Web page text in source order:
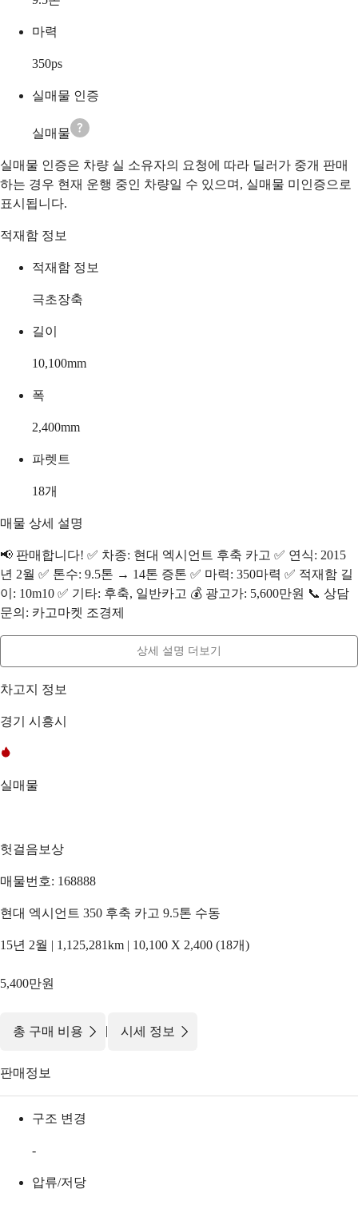
마력
350ps
실매물 인증
실매물
실매물 인증은 차량 실 소유자의 요청에 따라 딜러가 중개 판매
하는 경우 현재 운행 중인 차량일 수 있으며, 실매물 미인증으로
표시됩니다.
적재함 정보
적재함 정보
극초장축
길이
10,100mm
폭
2,400mm
파렛트
18개
매물 상세 설명
📢 판매합니다! ✅ 차종: 현대 엑시언트 후축 카고 ✅ 연식: 2015
년 2월 ✅ 톤수: 9.5톤 → 14톤 증톤 ✅ 마력: 350마력 ✅ 적재함 길
이: 10m10 ✅ 기타: 후축, 일반카고 💰 광고가: 5,600만원 📞 상담
문의: 카고마켓 조경제
상세 설명 더보기
차고지 정보
경기 시흥시
실매물
헛걸음보상
매물번호: 168888
현대 엑시언트 350 후축 카고 9.5톤 수동
15년 2월 | 1,125,281km | 10,100 X 2,400 (18개)
5,400만원
총 구매 비용 | 시세 정보
판매정보
구조 변경
-
압류/저당